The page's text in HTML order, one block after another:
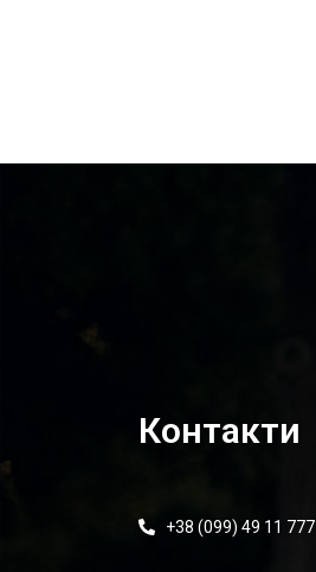
Контакти
+38 (099) 49 11 777